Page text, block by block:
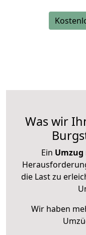
Was wir
Ein Umzug
die Last zu
Wir haben